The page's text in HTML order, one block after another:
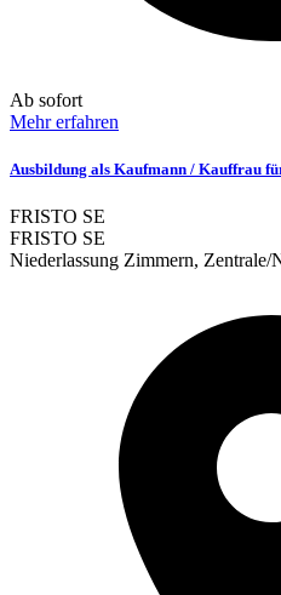
Ab sofort
Mehr erfahren
Ausbildung als Kaufmann / Kauffrau
FRISTO SE
FRISTO SE
Niederlassung Zimmern, Zentrale/